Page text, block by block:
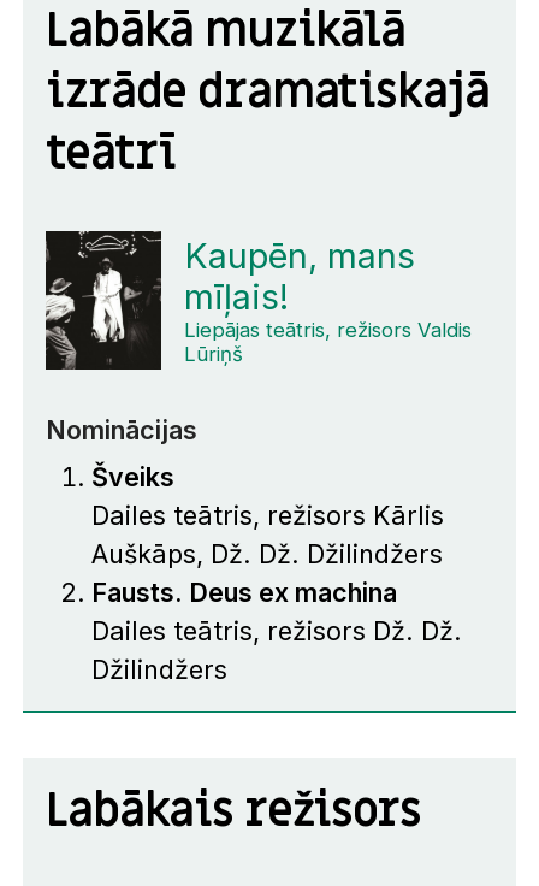
Labākā muzikālā
izrāde dramatiskajā
teātrī
Kaupēn, mans
mīļais!
Liepājas teātris, režisors Valdis
Lūriņš
Nominācijas
Šveiks
Dailes teātris, režisors Kārlis
Auškāps, Dž. Dž. Džilindžers
Fausts. Deus ex machina
Dailes teātris, režisors Dž. Dž.
Džilindžers
Labākais režisors